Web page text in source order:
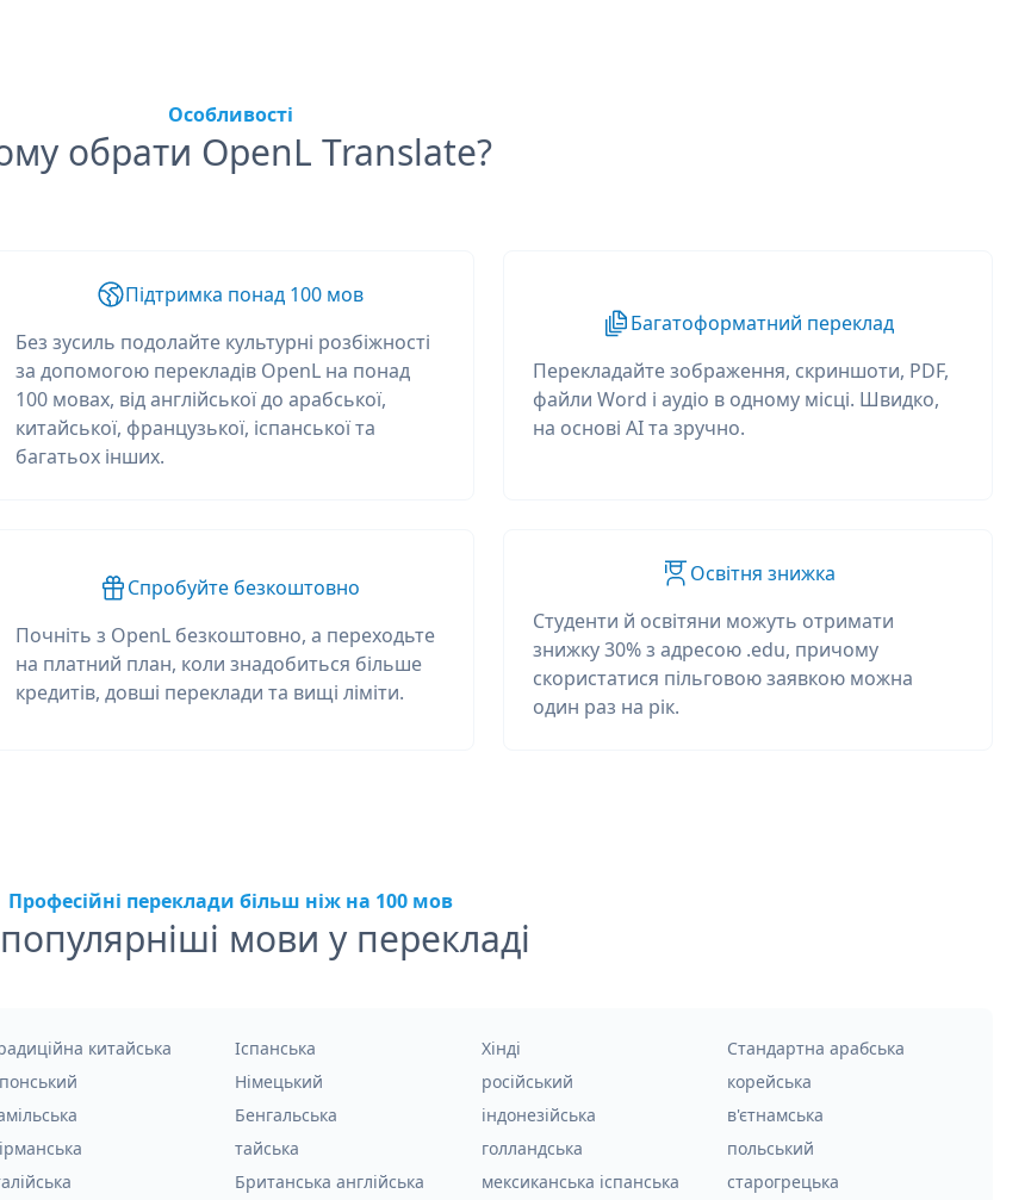
Особливості
обрати OpenL Translate?
Підтримка понад 100 мов
Без зусиль подолайте культурні розбіжності
за допомогою перекладів OpenL на понад
100 мовах, від англійської до арабської,
китайської, французької, іспанської та
багатьох інших.
Багатоформатний переклад
Перекладайте зображення, скриншоти, PDF,
файли Word і аудіо в одному місці. Швидко,
на основі AI та зручно.
Спробуйте безкоштовно
Почніть з OpenL безкоштовно, а переходьте
на платний план, коли знадобиться більше
кредитів, довші переклади та вищі ліміти.
Освітня знижка
Студенти й освітяни можуть отримати
знижку 30% з адресою .edu, причому
скористатися пільговою заявкою можна
один раз на рік.
Професійні переклади більш ніж на 100 мов
мови у перекладі
китайська Іспанська Хінді
Стандартна арабська
Німецький російський
корейська
Бенгальська індонезійська
в'єтнамська
тайська голландська
польський
Британська англійська мексиканська іспанська старогрецька